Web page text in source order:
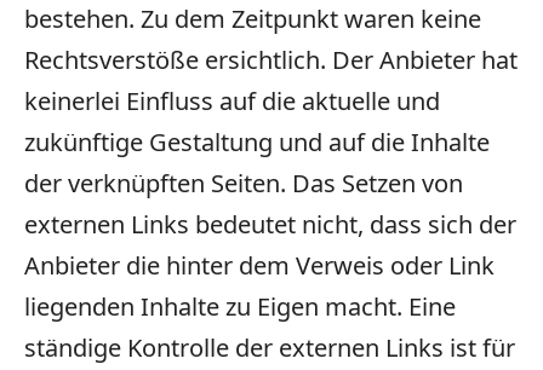
bestehen. Zu dem Zeitpunkt waren keine
Rechtsverstöße ersichtlich. Der Anbieter hat
keinerlei Einfluss auf die aktuelle und
zukünftige Gestaltung und auf die Inhalte
der verknüpften Seiten. Das Setzen von
externen Links bedeutet nicht, dass sich der
Anbieter die hinter dem Verweis oder Link
liegenden Inhalte zu Eigen macht. Eine
ständige Kontrolle der externen Links ist für